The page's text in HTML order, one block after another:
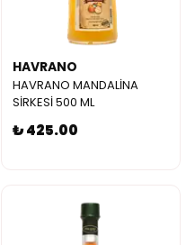
HAVRANO
HAVRANO MANDALİNA
SİRKESİ 500 ML
₺ 425.00